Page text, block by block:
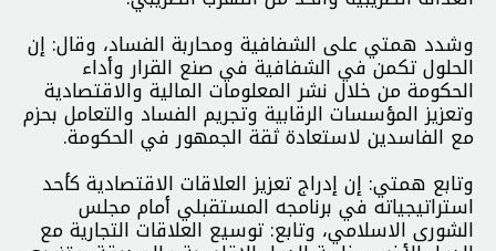
وشدد همتي على الشفافية ومحاربة الفساد، وقال: إن
الحلول تكمن في الشفافية في صنع القرار وأداء
الحكومة من خلال نشر المعلومات المالية والاقتصادية
وتعزيز المؤسسات الرقابية وتجريم الفساد والتعامل بحزم
مع الفاسدين لاستعادة ثقة الجمهور في الحكومة.
وتابع همتي: إن إدراج تعزيز العلاقات الاقتصادية كأحد
استراتيجياته في برنامجه المستقبلي أمام مجلس
الشورى الاسلامي، وتابع: توسيع العلاقات التجارية مع